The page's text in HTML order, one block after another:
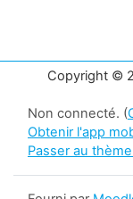
Copyright ©
Non connecté. (
Obtenir l'app
Passer au